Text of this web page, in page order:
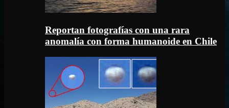
Reportan fotografías con una rara
anomalía con forma humanoide en Chile